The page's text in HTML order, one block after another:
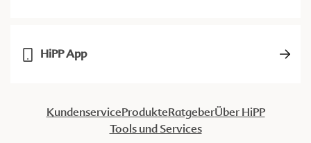
HiPP App
KundenserviceProdukteRatgeberÜber HiPP
Tools und Services